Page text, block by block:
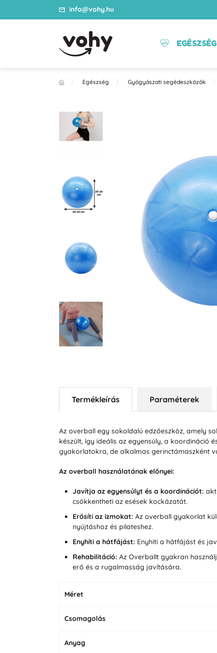
info@vohy.hu
EGÉSZSÉG
Egészség Gyógyászati segédeszközök
Termékleírás Paraméterek
Az overball egy sokoldalú edzőeszköz, amely
készült, így ideális az egyensúly, a koordináció
gyakorlatokra, de alkalmas gerinctámaszként
Az overball használatának előnyei:
Javítja az egyensúlyt és a koordinációt:
csökkentheti az esések kockázatát.
Erősíti az izmokat: Az overball gyakorlat
nyújtáshoz és pilateshez.
Enyhíti a hátfájást: Enyhíti a hátfájást és
Rehabilitáció: Az Overballt gyakran
erő és a rugalmasság javítására.
Méret
Csomagolás
Anyag